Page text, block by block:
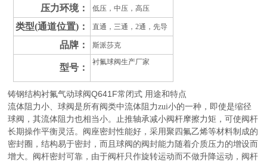
压力环境： 低压，中压，高压
类型(通道位置)： 直通，三通，2通，先导
品牌： 斯派莎克
型号：
衬氟球阀生产厂家
铸钢结构衬氟气动球阀Q641F常闭式 用途和特点
流体阻力小、球阀是所有阀类中流体阻力zui小的一种，即使是缩径
球阀，其流体阻力也相当小。止推轴承减小阀杆摩擦力矩，可使阀杆
长期操作平衡灵活。阀座密封性能好，采用聚四氟乙烯等材料制成的
密封圈，结构易于密封，而且球阀的阀封能力随着介质压力的增设而
增大。阀杆密封可靠，由于阀杆只作旋转运动而不做升降运动，阀杆